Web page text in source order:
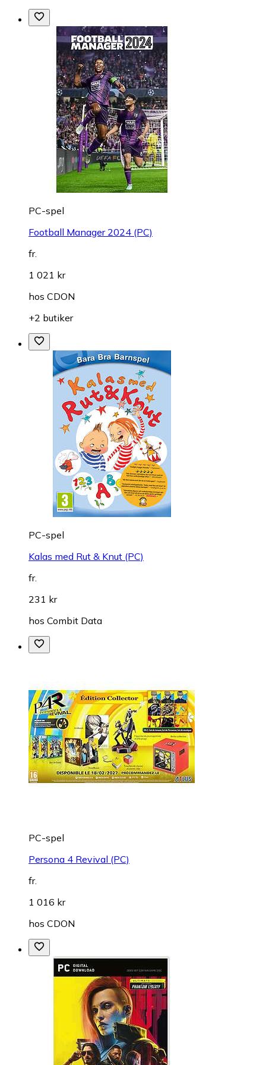
PC-spel
Football Manager 2024 (PC)
fr.
1 021 kr
hos CDON
+2 butiker
PC-spel
Kalas med Rut & Knut (PC)
fr.
231 kr
hos Combit Data
PC-spel
Persona 4 Revival (PC)
fr.
1 016 kr
hos CDON